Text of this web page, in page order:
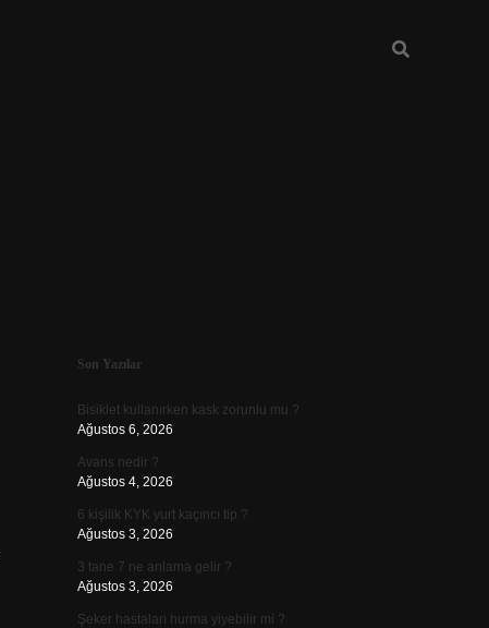
Sidebar
Son Yazılar
Bisiklet kullanırken kask zorunlu mu ?
Ağustos 6, 2026
Avans nedir ?
Ağustos 4, 2026
6 kişilik KYK yurt kaçıncı tip ?
Ağustos 3, 2026
3 tane 7 ne anlama gelir ?
Ağustos 3, 2026
Şeker hastaları hurma yiyebilir mi ?